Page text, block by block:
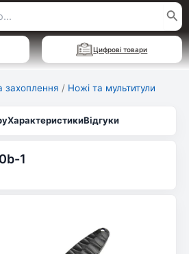
Цифрові товари
захоплення / Ножі та мультитули
ХарактеристикиВідгуки
1